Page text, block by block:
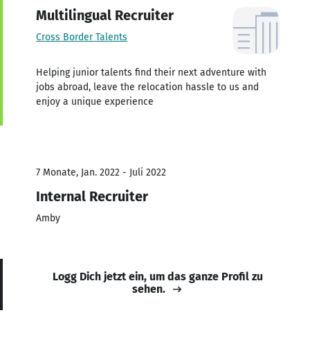
Multilingual Recruiter
Cross Border Talents
Helping junior talents find their next adventure with
jobs abroad, leave the relocation hassle to us and
enjoy a unique experience
7 Monate, Jan. 2022 - Juli 2022
Internal Recruiter
Amby
Logg Dich jetzt ein, um das ganze Profil zu
sehen.